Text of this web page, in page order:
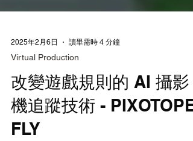
2025年2月6日 讀畢需時 4 分鐘
Virtual Production
改變遊戲規則的 AI 攝影